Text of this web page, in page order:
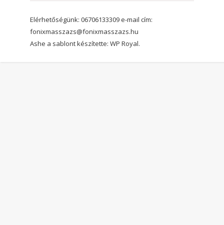
Elérhetőségünk: 06706133309 e-mail cím:
fonixmasszazs@fonixmasszazs.hu
Ashe a sablont készítette: WP Royal.